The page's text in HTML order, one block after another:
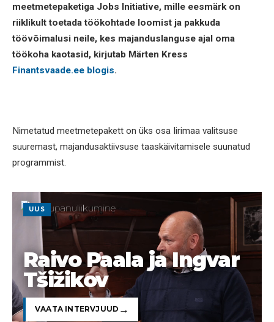
meetmetepaketiga Jobs Initiative, mille eesmärk on
riiklikult toetada töökohtade loomist ja pakkuda
töövõimalusi neile, kes majanduslanguse ajal oma
töökoha kaotasid, kirjutab Märten Kress
Finantsvaade.ee blogis.
Nimetatud meetmetepakett on üks osa Iirimaa valitsuse
suuremast, majandusaktiivsuse taaskäivitamisele suunatud
programmist.
UUS
Raivo Paala ja Ingvar
Tšižikov
VAATA INTERVJUUD